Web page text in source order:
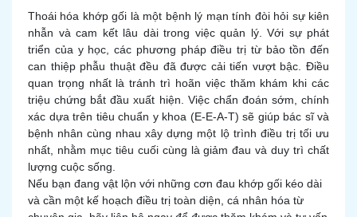
Thoái hóa khớp gối là một bệnh lý mạn tính đòi hỏi sự kiên
nhẫn và cam kết lâu dài trong việc quản lý. Với sự phát
triển của y học, các phương pháp điều trị từ bảo tồn đến
can thiệp phẫu thuật đều đã được cải tiến vượt bậc. Điều
quan trọng nhất là tránh trì hoãn việc thăm khám khi các
triệu chứng bắt đầu xuất hiện. Việc chẩn đoán sớm, chính
xác dựa trên tiêu chuẩn y khoa (E-E-A-T) sẽ giúp bác sĩ và
bệnh nhân cùng nhau xây dựng một lộ trình điều trị tối ưu
nhất, nhằm mục tiêu cuối cùng là giảm đau và duy trì chất
lượng cuộc sống.
Nếu bạn đang vật lộn với những cơn đau khớp gối kéo dài
và cần một kế hoạch điều trị toàn diện, cá nhân hóa từ